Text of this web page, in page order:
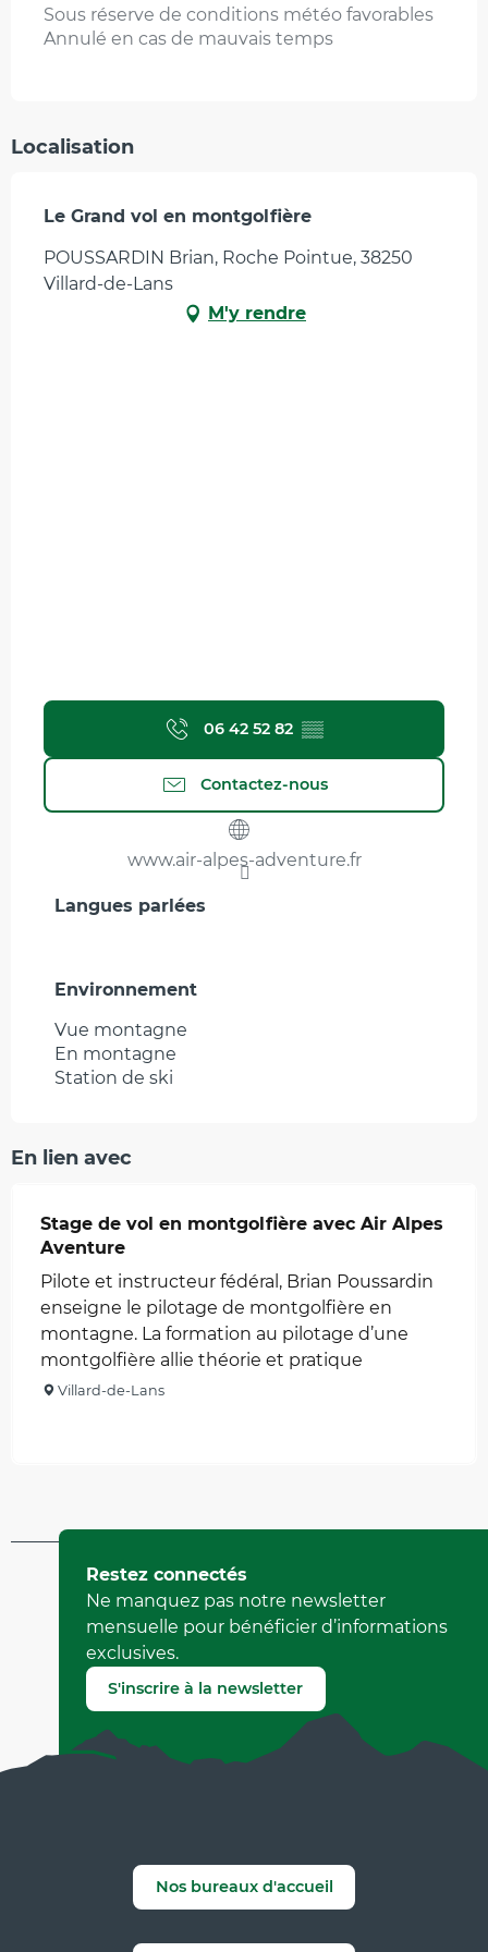
Sous réserve de conditions météo favorables
Annulé en cas de mauvais temps
Localisation
Le Grand vol en montgolfière
POUSSARDIN Brian, Roche Pointue, 38250
Villard-de-Lans
M'y rendre
06 42 52 82 ▒▒
Contactez-nous
www.air-alpes-adventure.fr
Langues parlées
Langues parlées
Environnement
Environnement
Vue montagne
En montagne
Station de ski
En lien avec
Stage de vol en montgolfière avec Air Alpes
Aventure
Pilote et instructeur fédéral, Brian Poussardin
enseigne le pilotage de montgolfière en
montagne. La formation au pilotage d’une
montgolfière allie théorie et pratique
Villard-de-Lans
Mis à jour le 25 avril 2024 à 09:48
par Office de Tourisme de Corrençon en Vercors
(Identifiant de l'offre :4621115)
Signaler une erreur
Restez connectés
Ne manquez pas notre newsletter
mensuelle pour bénéficier d’informations
exclusives.
S'inscrire à la newsletter
Nos bureaux d'accueil